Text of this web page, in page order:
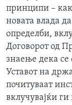
принципи –
новата влада
определби,
Договорот од
знаење дека се
Уставот на
почитуваат
вклучувајќи